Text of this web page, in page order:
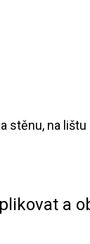
stěnu, na lištu
a